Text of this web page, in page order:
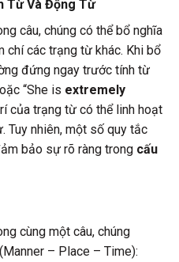
Từ Và Động Từ
câu, chúng có thể bổ nghĩa
chí các trạng từ khác. Khi bổ
đứng ngay trước tính từ
“She is extremely
của trạng từ có thể linh hoạt
Tuy nhiên, một số quy tắc
bảo sự rõ ràng trong cấu
cùng một câu, chúng
– Place – Time):